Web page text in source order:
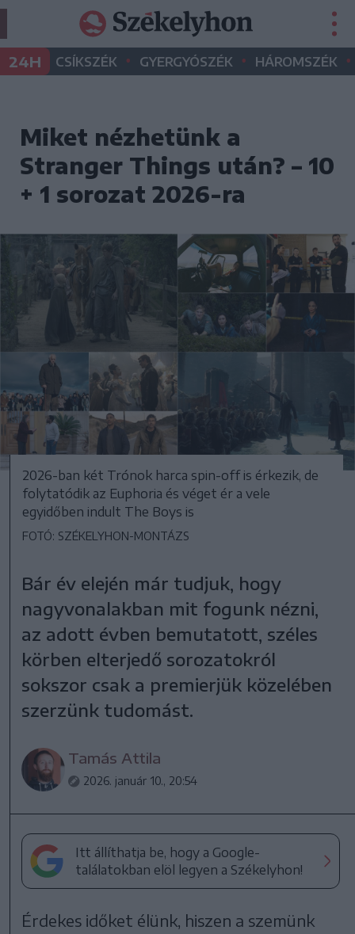
24H CSÍKSZÉK • GYERGYÓSZÉK • HÁROMSZÉK •
Miket nézhetünk a
Stranger Things után? – 10
+ 1 sorozat 2026-ra
2026-ban két Trónok harca spin-off is érkezik, de
folytatódik az Euphoria és véget ér a vele
egyidőben indult The Boys is
FOTÓ: SZÉKELYHON-MONTÁZS
Bár év elején már tudjuk, hogy
nagyvonalakban mit fogunk nézni,
az adott évben bemutatott, széles
körben elterjedő sorozatokról
sokszor csak a premierjük közelében
szerzünk tudomást.
Tamás Attila
2026. január 10., 20:54
Itt állíthatja be, hogy a Google-
találatokban elöl legyen a Székelyhon!
Érdekes időket élünk, hiszen a szemünk